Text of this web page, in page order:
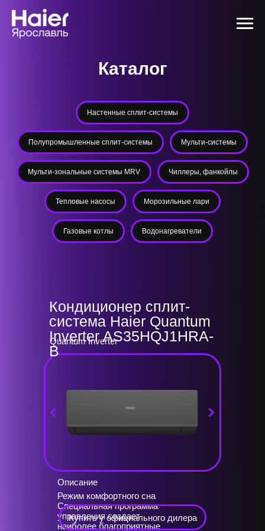
Каталог
Настенные сплит-системы
Полупромышленные сплит-системы Мульти-системы
Мульти-зональные системы MRV Чиллеры, фанкойлы
Тепловые насосы Морозильные лари
Газовые котлы Водонагреватели
Режим комфортного сна
Специальная программа
управления создает
наиболее благоприятные
Описание
Quantum Inverter
Кондиционер сплит-
система Haier Quantum
Inverter AS35HQJ1HRA-
B
Купить у официального дилера